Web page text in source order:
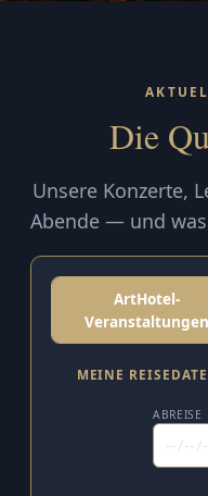
Die
Unsere Konzerte,
Abende — und
ArtHotel-
Veranstaltungen
MEINE
ABREISE